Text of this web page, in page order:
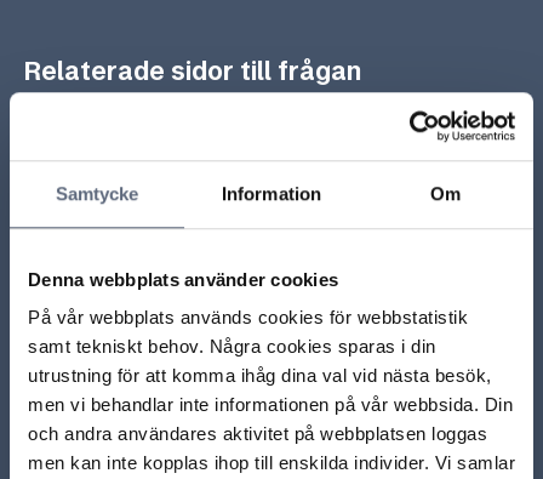
Samtycke Information Om
Denna webbplats använder cookies
På vår webbplats används cookies för webbstatistik
samt tekniskt behov. Några cookies sparas i din
utrustning för att komma ihåg dina val vid nästa besök,
men vi behandlar inte informationen på vår webbsida. Din
och andra användares aktivitet på webbplatsen loggas
men kan inte kopplas ihop till enskilda individer. Vi samlar
Relaterade sidor till frågan
Vart kan jag vända mig om min fråga gäller både
abonnemang och hårdvara?
Vad gäller när operatören inte levererat en del av ett
Vad kan jag få betala om jag ångrar mig?
Hur ska operatören informera mig om ångerrätten?
Vad händer om jag inte får informationen som jag ska